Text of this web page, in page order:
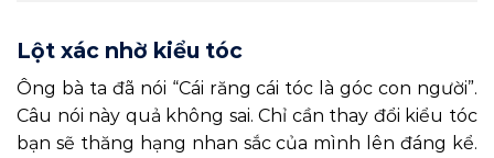
Lột xác nhờ kiểu tóc
Ông bà ta đã nói “Cái răng cái tóc là góc con người”.
Câu nói này quả không sai. Chỉ cần thay đổi kiểu tóc
bạn sẽ thăng hạng nhan sắc của mình lên đáng kể.